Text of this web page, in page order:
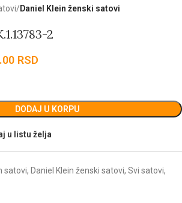
Daniel Klein ženski satovi
2
RSD
DODAJ U KORPU
u listu želja
satovi, Daniel Klein ženski satovi, Svi satovi,